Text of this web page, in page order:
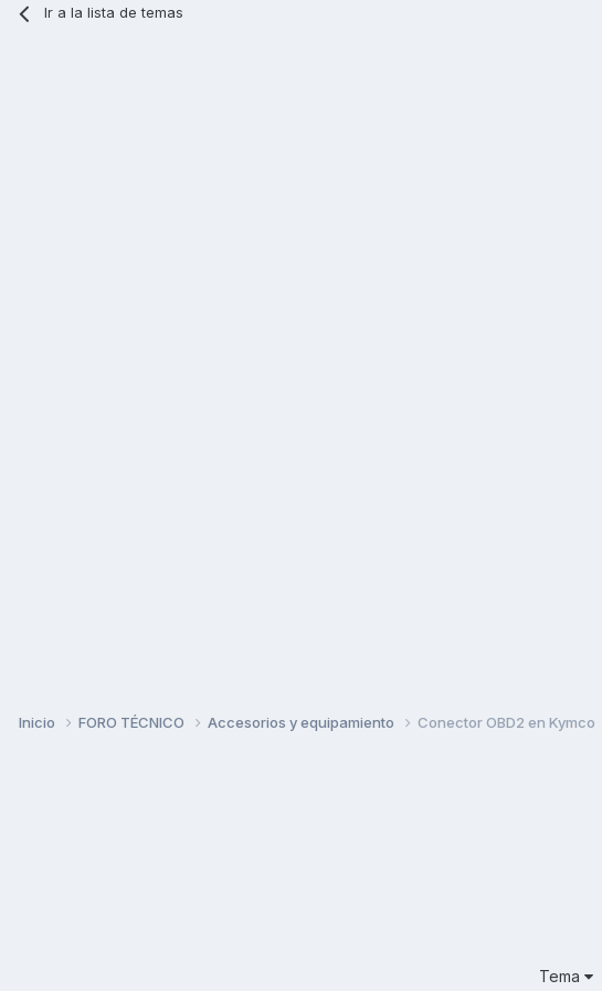
Ir a la lista de temas
Inicio FORO TÉCNICO Accesorios y equipamiento Conector OBD2 en Kymco
Tema